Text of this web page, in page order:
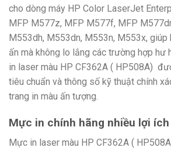
cho dòng máy HP Color LaserJet
MFP M577z, MFP M577f, MFP
M553dh, M553dn, M553n, M553x, giúp
ấn mà không lo lắng các trường hợp hư
in laser màu HP CF362A ( HP508A)
tiêu chuẩn và thông số kỹ thuật chính
trang in màu ấn tượng.
Mực in chính hãng nhiều lợi ích
Mực in laser màu HP CF362A (